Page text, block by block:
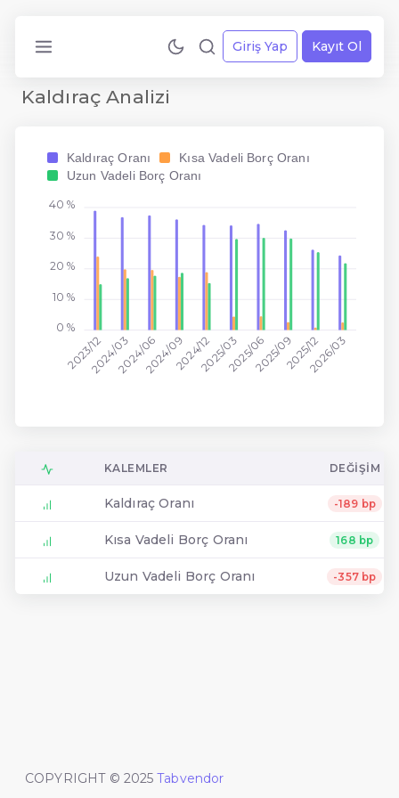
Giriş Yap Kayıt Ol
Kaldıraç Analizi
Kaldıraç Oranı
Kısa Vadeli Borç Oranı
Uzun Vadeli Borç Oranı
2023/122024/032024/062024/092024/122025/032025/062025/092025/122026/03
40 %
30 %
20 %
10 %
0 %
KALEMLER DEĞIŞIM
Kaldıraç Oranı -189 bp
Kısa Vadeli Borç Oranı 168 bp
Uzun Vadeli Borç Oranı -357 bp
COPYRIGHT © 2025 Tabvendor